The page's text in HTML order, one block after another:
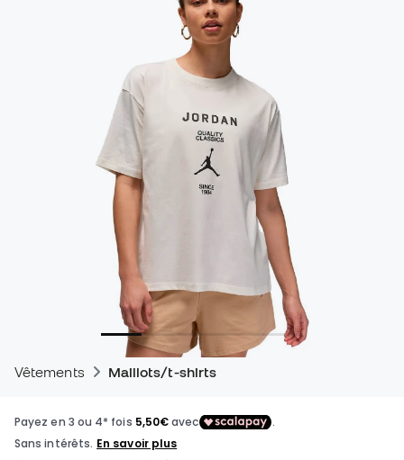
Vêtements Maillots/t-shirts